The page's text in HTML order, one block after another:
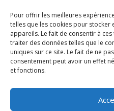
Pour offrir les meilleures
telles que les cookies pour
appareils. Le fait de consentir à
traiter des données telles que le
uniques sur ce site. Le fait de ne
consentement peut avoir un effet
et fonctions.